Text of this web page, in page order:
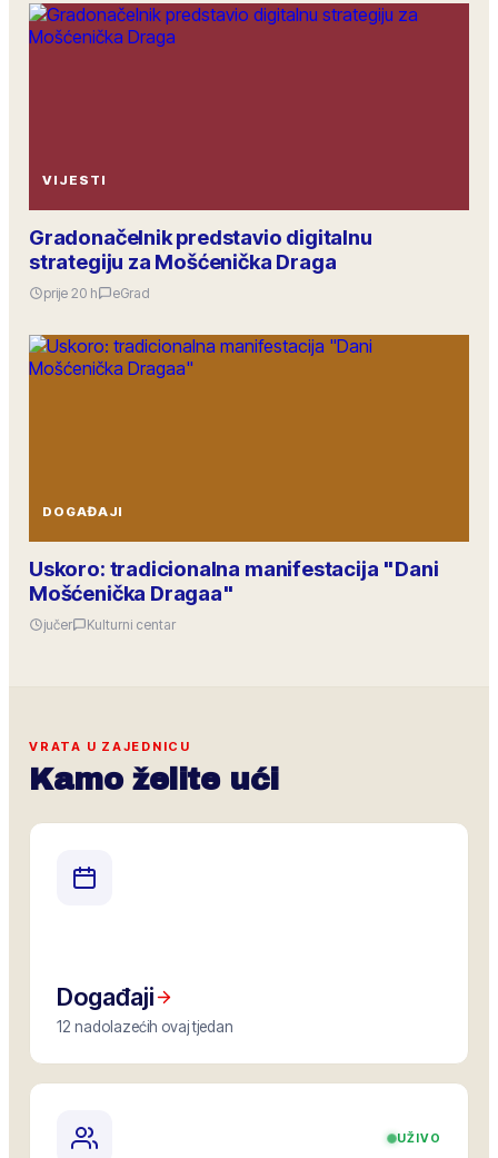
VIJESTI
Gradonačelnik predstavio digitalnu
strategiju za Mošćenička Draga
prije 20 h eGrad
DOGAĐAJI
Uskoro: tradicionalna manifestacija "Dani
Mošćenička Dragaa"
jučer Kulturni centar
VRATA U ZAJEDNICU
Kamo želite ući
Događaji
12 nadolazećih ovaj tjedan
UŽIVO